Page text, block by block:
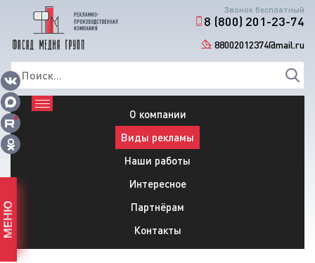
Звонок бесплатный
8 (800) 201-23-74
88002012374@mail.ru
О компании
Виды рекламы
Наши работы
Интересное
Партнёрам
Контакты
МЕНЮ